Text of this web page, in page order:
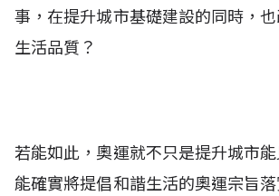
事，在提升城市基礎建設的同時，
生活品質？
若能如此，奧運就不只是提升城市
能確實將提倡和諧生活的奧運宗旨